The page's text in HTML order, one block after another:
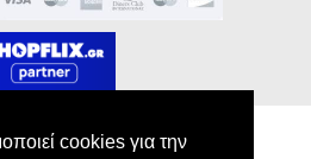
cookies για την